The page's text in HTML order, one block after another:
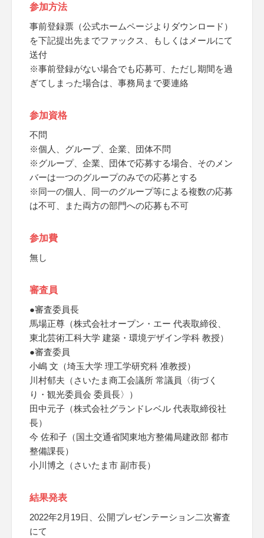
参加方法
事前登録票（公式ホームページよりダウンロード）
を下記提出先までファックス、もしくはメールにて
送付
※事前登録がない場合でも応募可、ただし期間を過
ぎてしまった場合は、事務局まで要連絡
参加資格
不問
※個人、グループ、企業、団体不問
※グループ、企業、団体で応募する場合、そのメン
バーは一つのグループのみでの応募とする
※同一の個人、同一のグループ等による複数の応募
は不可、また両方の部門への応募も不可
参加費
無し
審査員
●審査委員長
馬場正尊（株式会社オープン・エー 代表取締役、
東北芸術工科大学 建築・環境デザイン学科 教授）
●審査委員
小嶋 文（埼玉大学 理工学研究科 准教授）
川村郁夫（さいたま商工会議所 常議員〈街づく
り・観光委員会 委員長〉）
田中元子（株式会社グランドレベル 代表取締役社
長）
今 佐和子（国土交通省関東地方整備局建政部 都市
整備課長）
小川博之（さいたま市 副市長）
結果発表
2022年2月19日、公開プレゼンテーション二次審査
にて